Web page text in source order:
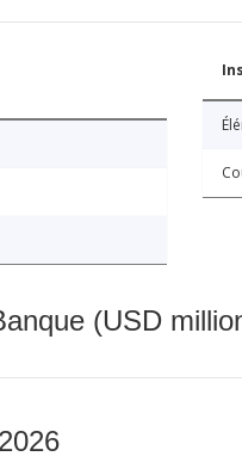
(USD